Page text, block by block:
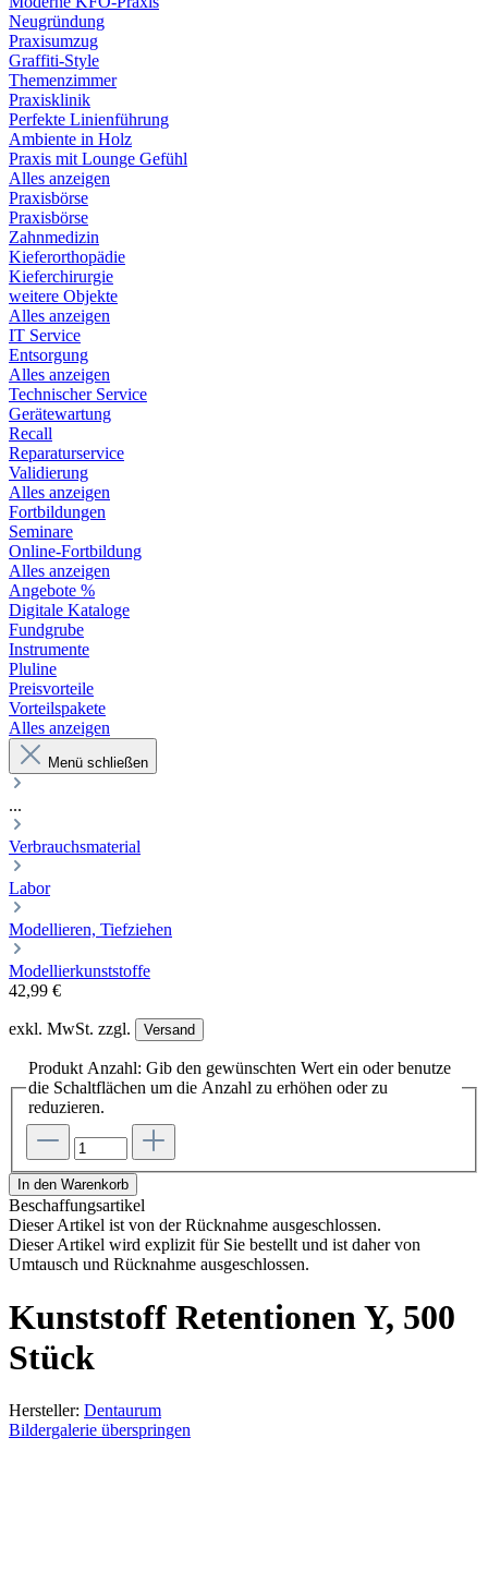
Neugründung
Praxisumzug
Graffiti-Style
Themenzimmer
Praxisklinik
Perfekte Linienführung
Ambiente in Holz
Praxis mit Lounge Gefühl
Alles anzeigen
Praxisbörse
Praxisbörse
Zahnmedizin
Kieferorthopädie
Kieferchirurgie
weitere Objekte
Alles anzeigen
IT Service
Entsorgung
Alles anzeigen
Technischer Service
Gerätewartung
Recall
Reparaturservice
Validierung
Alles anzeigen
Fortbildungen
Seminare
Online-Fortbildung
Alles anzeigen
Angebote %
Digitale Kataloge
Fundgrube
Instrumente
Pluline
Preisvorteile
Vorteilspakete
Alles anzeigen
Menü schließen
...
Verbrauchsmaterial
Labor
Modellieren, Tiefziehen
Modellierkunststoffe
42,99 €
exkl. MwSt. zzgl. Versand
Produkt Anzahl: Gib den gewünschten Wert ein oder benutze
die Schaltflächen um die Anzahl zu erhöhen oder zu
reduzieren.
In den Warenkorb
Beschaffungsartikel
Dieser Artikel ist von der Rücknahme ausgeschlossen.
Dieser Artikel wird explizit für Sie bestellt und ist daher von
Umtausch und Rücknahme ausgeschlossen.
Kunststoff Retentionen Y, 500
Stück
Hersteller: Dentaurum
Bildergalerie überspringen